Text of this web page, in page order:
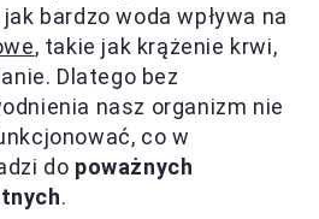
bardzo woda wpływa na
, takie jak krążenie krwi,
Dlatego bez
nasz organizm nie
co w
do poważnych
.